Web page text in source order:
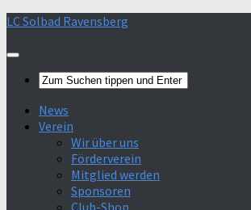
Skip
content
LC Solbad Ravensberg
News
Verein
Wir über uns
Förderverein
Mitglied werden
Sponsoren
Club-Shop